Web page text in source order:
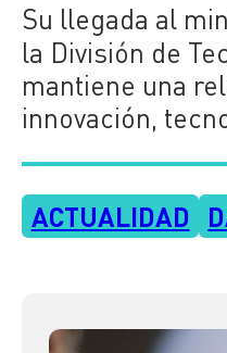
Su llegada al
la División de
mantiene una
innovación,
ACTUALIDAD